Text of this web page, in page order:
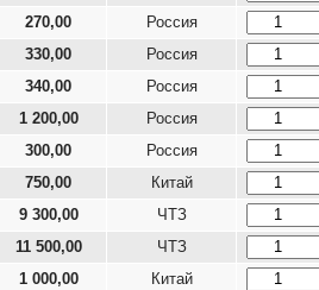
270,00 Россия
330,00 Россия
340,00 Россия
1 200,00 Россия
300,00 Россия
750,00 Китай
9 300,00 ЧТЗ
11 500,00 ЧТЗ
1 000,00 Китай